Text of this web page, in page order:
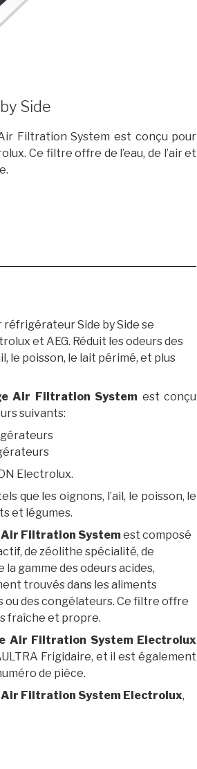
Side
Filtration System est conçu pour
Ce filtre offre de l’eau, de l’air et
Side by Side se
et AEG. Réduit les odeurs des
le poisson, le lait périmé, et plus
Air Filtration System est conçu
suivants:
Electrolux.
que les oignons, l’ail, le poisson, le
et légumes.
Filtration Systemest composé
de zéolithe spécialité, de
gamme des odeurs acides,
trouvés dans les aliments
des congélateurs. Ce filtre offre
fraîche et propre.
Air Filtration System Electrolux
Frigidaire, et il est également
de pièce.
Filtration System Electrolux,